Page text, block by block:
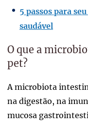
5 passos para
saudável
O que a
pet?
A microbiota
na digestão, na
mucosa